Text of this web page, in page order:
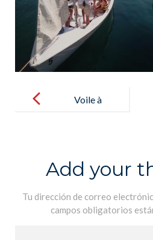
navigation
Voile à
Calanova para
los alumnos
de CM2
Add your
Tu dirección de correo
campos obligatorios